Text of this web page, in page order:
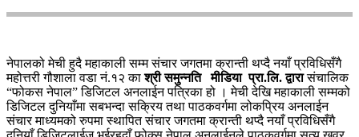
नेपालको मेची हुदै महाकाली सम्म संचार जगतमा क्रान्ती थप्दै नयाँ प्रविधिसँगै
महोत्तरी गौशाला वडा नं.१२ काश्री समुन्नति मीडिया प्रा.लि. द्वारासंचालिक
“फोकस नेपाल” डिजिटल अनलाईन पत्रिका हो । मेची देखि महाकाली सम्मको
डिजिटल दुनियाँमा सबभन्दा सक्रिय तथा पाठकवर्गमा लोकप्रिय अनलाईन
संचार माध्यमको रुपमा स्थापित संचार जगतमा क्रान्ती थप्दै नयाँ प्रविधिसँगै